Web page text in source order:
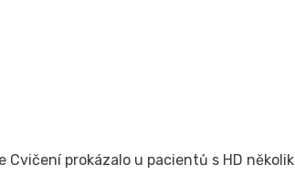
Cvičení prokázalo u pacientů s HD několik